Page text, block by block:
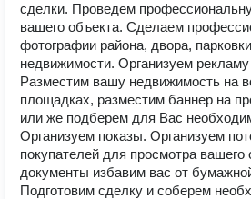
сделки. Проведем
вашего объекта. Сделаем
фотографии района, двора,
недвижимости. Организуем
Разместим вашу недвижимость на
площадках, разместим баннер на
или же подберем для Вас
Организуем показы. Организуем
покупателей для просмотра
документы избавим вас от
Подготовим сделку и соберем